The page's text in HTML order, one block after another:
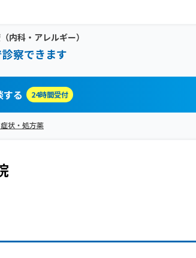
（内科・アレルギー）
察できます
る 24時間受付
状・処方薬